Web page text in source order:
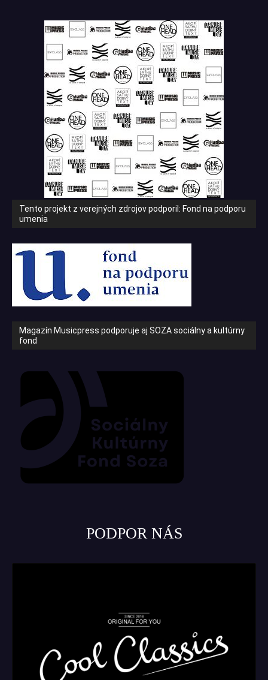
Tento projekt z verejných zdrojov podporil: Fond na podporu
umenia
Magazín Musicpress podporuje aj SOZA sociálny a kultúrny
fond
PODPOR NÁS